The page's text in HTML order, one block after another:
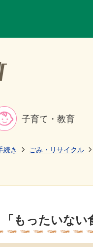
子育て・教育
続き ごみ・リサイクル
もったいない